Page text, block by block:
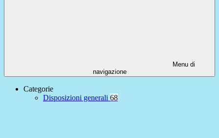
Menu di
navigazione
Categorie
Disposizioni generali 68